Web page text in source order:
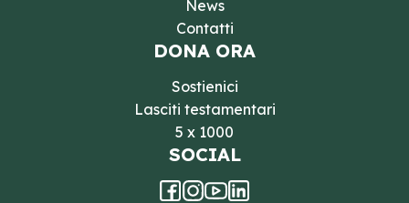
News
Contatti
DONA ORA
Sostienici
Lasciti testamentari
5 x 1000
SOCIAL